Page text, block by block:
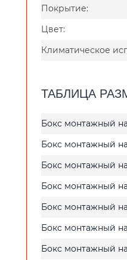
Покрытие:
Цвет:
Климатическое
ТАБЛИЦА
Бокс монтажный
Бокс монтажный
Бокс монтажный
Бокс монтажный
Бокс монтажный
Бокс монтажный
Бокс монтажный